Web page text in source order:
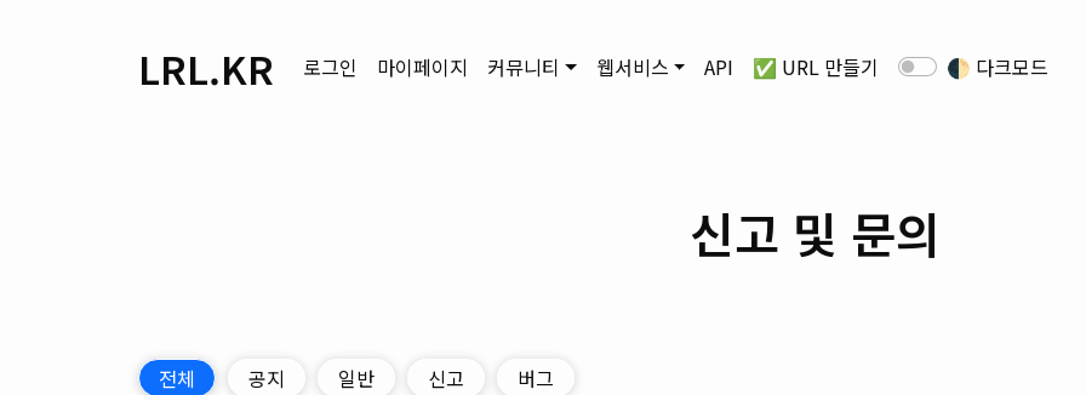
LRL.KR 로그인 마이페이지 커뮤니티 웹서비스 API ✅ URL 만들기 🌓 다크모드
신고 및 문의
전체 공지 일반 신고 버그